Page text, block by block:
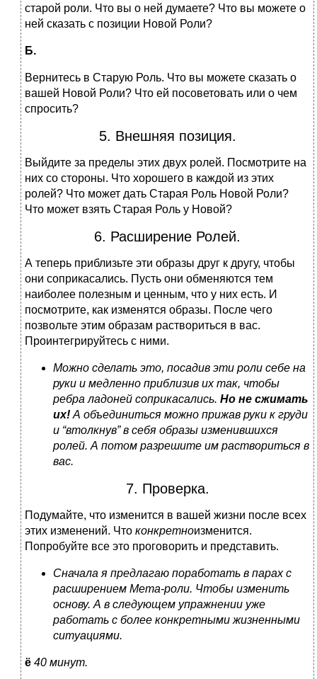
старой роли. Что вы о ней думаете? Что вы можете о
ней сказать с позиции Новой Роли?
Б.
Вернитесь в Старую Роль. Что вы можете сказать о
вашей Новой Роли? Что ей посоветовать или о чем
спросить?
5. Внешняя позиция.
Выйдите за пределы этих двух ролей. Посмотрите на
них со стороны. Что хорошего в каждой из этих
ролей? Что может дать Старая Роль Новой Роли?
Что может взять Старая Роль у Новой?
6. Расширение Ролей.
А теперь приблизьте эти образы друг к другу, чтобы
они соприкасались. Пусть они обменяются тем
наиболее полезным и ценным, что у них есть. И
посмотрите, как изменятся образы. После чего
позвольте этим образам раствориться в вас.
Проинтегрируйтесь с ними.
Можно сделать это, посадив эти роли себе на
руки и медленно приблизив их так, чтобы
ребра ладоней соприкасались. Но не сжимать
их! А объединиться можно прижав руки к груди
и “втолкнув” в себя образы изменившихся
ролей. А потом разрешите им раствориться в
вас.
7. Проверка.
Подумайте, что изменится в вашей жизни после всех
этих изменений. Что конкретноизменится.
Попробуйте все это проговорить и представить.
Сначала я предлагаю поработать в парах с
расширением Мета-роли. Чтобы изменить
основу. А в следующем упражнении уже
работать с более конкретными жизненными
ситуациями.
ё 40 минут.